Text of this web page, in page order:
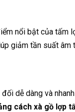
nổi bật của tấm
giảm tần suất âm
dễ dàng và
cách xà gồ lợp